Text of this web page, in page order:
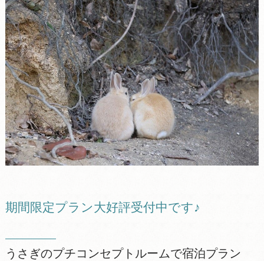
期間限定プラン大好評受付中です♪
うさぎのプチコンセプトルームで宿泊プラン